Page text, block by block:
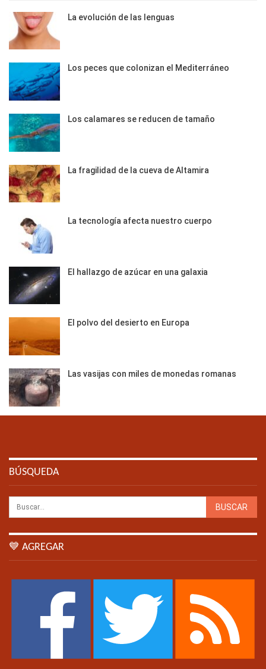
La evolución de las lenguas
Los peces que colonizan el Mediterráneo
Los calamares se reducen de tamaño
La fragilidad de la cueva de Altamira
La tecnología afecta nuestro cuerpo
El hallazgo de azúcar en una galaxia
El polvo del desierto en Europa
Las vasijas con miles de monedas romanas
BÚSQUEDA
💙 AGREGAR